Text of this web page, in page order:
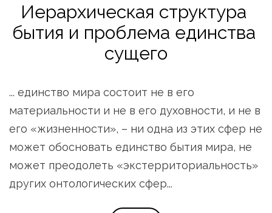
Иерархическая структура
бытия и проблема единства
сущего
... единство мира состоит не в его
материальности и не в его духовности, и не в
его «жизненности», – ни одна из этих сфер не
может обосновать единство бытия мира, не
может преодолеть «экстерриториальность»
других онтологических сфер...